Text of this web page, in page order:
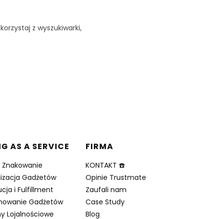
z wyszukiwarki,
AS A SERVICE
Znakowanie
Gadżetów
i Fulfillment
Gadżetów
Lojalnościowe
FIRMA
KONTAKT ☎️
Opinie Trustmate
Zaufali nam
Case Study
Blog